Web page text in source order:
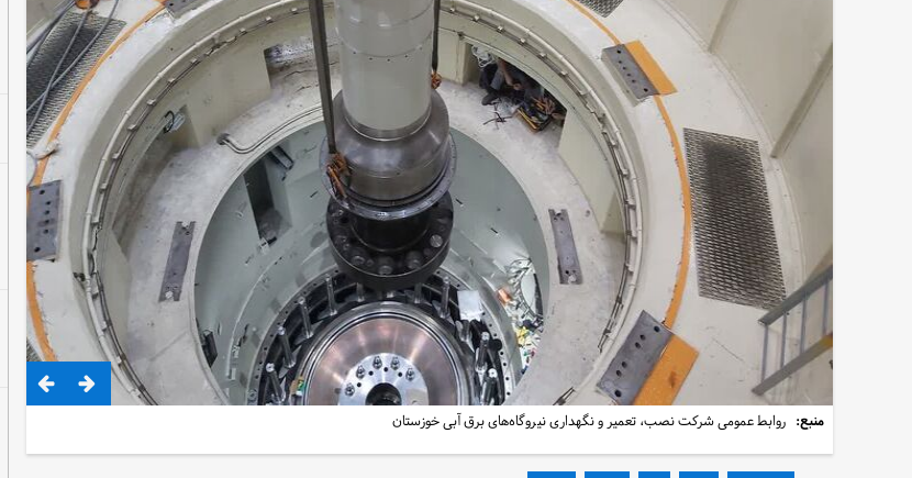
منبع: روابط عمومی شرکت نصب، تعمیر و نگهداری نیروگاه‌های برق آبی خوزستان